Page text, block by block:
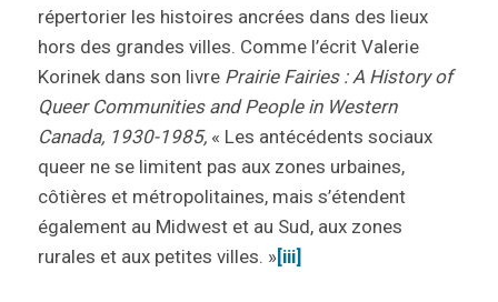
répertorier les histoires ancrées dans des lieux
hors des grandes villes. Comme l’écrit Valerie
Korinek dans son livre Prairie Fairies : A History of
Queer Communities and People in Western
Canada, 1930-1985,« Les antécédents sociaux
queer ne se limitent pas aux zones urbaines,
côtières et métropolitaines, mais s’étendent
également au Midwest et au Sud, aux zones
rurales et aux petites villes. »[iii]